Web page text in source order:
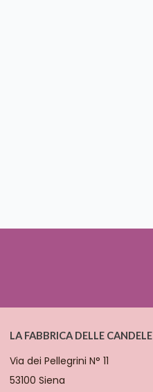
LA FABBRICA DELLE CANDELE
Via dei Pellegrini N° 11
53100 Siena